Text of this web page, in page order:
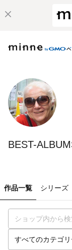
BEST-
作品一覧 シリーズ